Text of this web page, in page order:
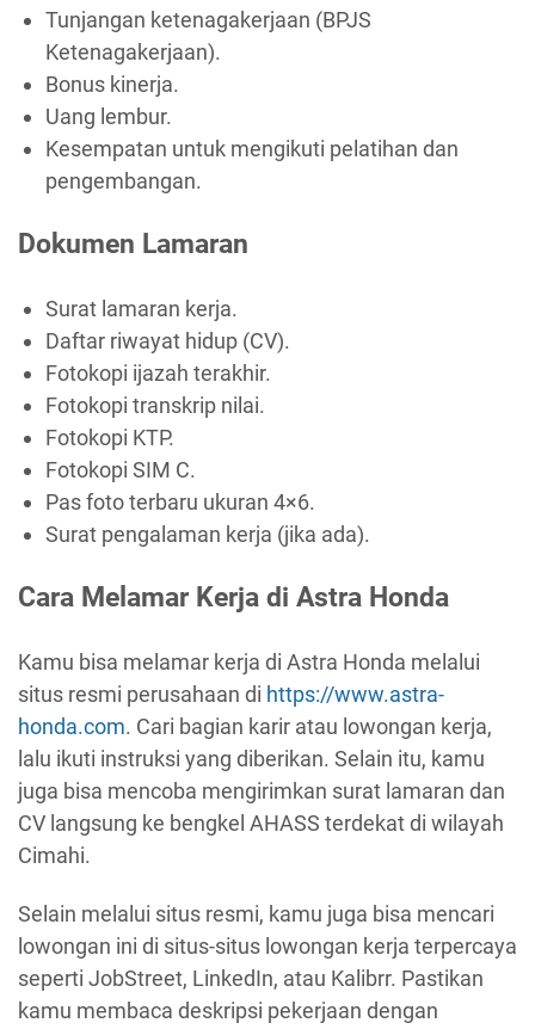
Tunjangan ketenagakerjaan (BPJS
Ketenagakerjaan).
Bonus kinerja.
Uang lembur.
Kesempatan untuk mengikuti pelatihan dan
pengembangan.
Dokumen Lamaran
Surat lamaran kerja.
Daftar riwayat hidup (CV).
Fotokopi ijazah terakhir.
Fotokopi transkrip nilai.
Fotokopi KTP.
Fotokopi SIM C.
Pas foto terbaru ukuran 4×6.
Surat pengalaman kerja (jika ada).
Cara Melamar Kerja di Astra Honda
Kamu bisa melamar kerja di Astra Honda melalui
situs resmi perusahaan di https://www.astra-
honda.com. Cari bagian karir atau lowongan kerja,
lalu ikuti instruksi yang diberikan. Selain itu, kamu
juga bisa mencoba mengirimkan surat lamaran dan
CV langsung ke bengkel AHASS terdekat di wilayah
Cimahi.
Selain melalui situs resmi, kamu juga bisa mencari
lowongan ini di situs-situs lowongan kerja terpercaya
seperti JobStreet, LinkedIn, atau Kalibrr. Pastikan
kamu membaca deskripsi pekerjaan dengan